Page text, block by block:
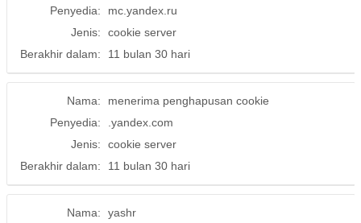
Penyedia:
mc.yandex.ru
Jenis:
cookie server
Berakhir dalam:
11 bulan 30 hari
Nama:
menerima penghapusan cookie
Penyedia:
.yandex.com
Jenis:
cookie server
Berakhir dalam:
11 bulan 30 hari
Nama: yashr